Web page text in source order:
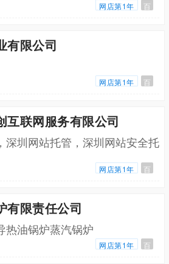
网店第1年 百
有限公司
网店第1年 百
互联网服务有限公司
深圳网站托管，深圳网站安全托
网店第1年 百
有限责任公司
热油锅炉蒸汽锅炉
网店第1年 百